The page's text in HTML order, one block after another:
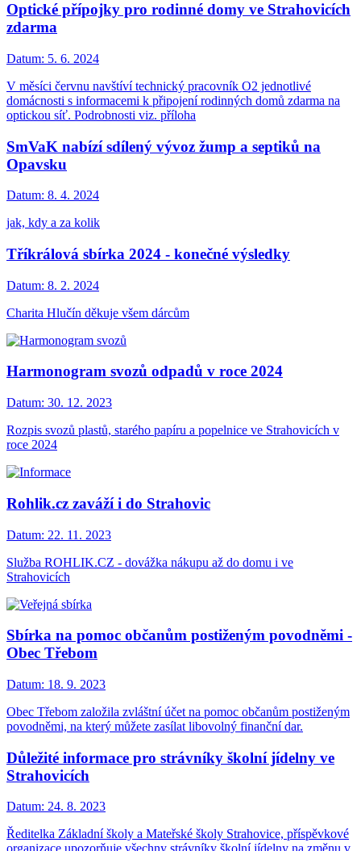
Optické přípojky pro rodinné domy ve Strahovicích
zdarma
Datum: 5. 6. 2024
V měsíci červnu navštíví technický pracovník O2 jednotlivé
domácnosti s informacemi k připojení rodinných domů zdarma na
optickou síť. Podrobnosti viz. příloha
SmVaK nabízí sdílený vývoz žump a septiků na
Opavsku
Datum: 8. 4. 2024
jak, kdy a za kolik
Tříkrálová sbírka 2024 - konečné výsledky
Datum: 8. 2. 2024
Charita Hlučín děkuje všem dárcům
Harmonogram svozů odpadů v roce 2024
Datum: 30. 12. 2023
Rozpis svozů plastů, starého papíru a popelnice ve Strahovicích v
roce 2024
Rohlik.cz zaváží i do Strahovic
Datum: 22. 11. 2023
Služba ROHLIK.CZ - dovážka nákupu až do domu i ve
Strahovicích
Sbírka na pomoc občanům postiženým povodněmi -
Obec Třebom
Datum: 18. 9. 2023
Obec Třebom založila zvláštní účet na pomoc občanům postiženým
povodněmi, na který můžete zasílat libovolný finanční dar.
Důležité informace pro strávníky školní jídelny ve
Strahovicích
Datum: 24. 8. 2023
Ředitelka Základní školy a Mateřské školy Strahovice, příspěvkové